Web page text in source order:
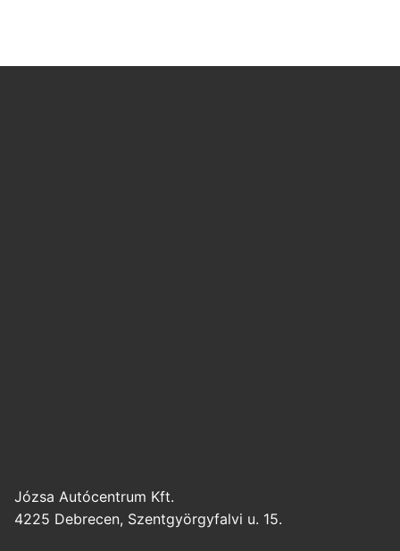
Józsa Autócentrum Kft.
4225 Debrecen, Szentgyörgyfalvi u. 15.